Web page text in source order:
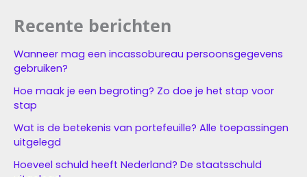
Recente berichten
Wanneer mag een incassobureau persoonsgegevens
gebruiken?
Hoe maak je een begroting? Zo doe je het stap voor
stap
Wat is de betekenis van portefeuille? Alle toepassingen
uitgelegd
Hoeveel schuld heeft Nederland? De staatsschuld